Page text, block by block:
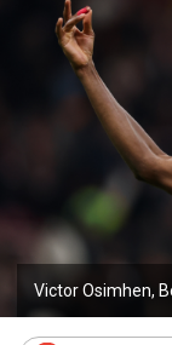
Victor Osimhen,